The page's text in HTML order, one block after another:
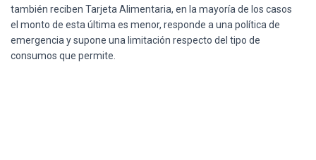
también reciben Tarjeta Alimentaria, en la mayoría de los casos
el monto de esta última es menor, responde a una política de
emergencia y supone una limitación respecto del tipo de
consumos que permite.